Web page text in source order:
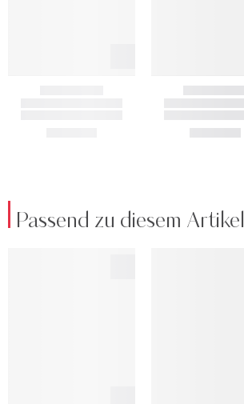
Passend zu diesem Artikel